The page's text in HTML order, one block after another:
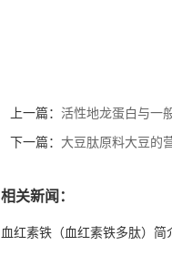
上一篇： 活性地龙蛋白与一
下一篇： 大豆肽原料大豆的
相关新闻：
血红素铁（血红素铁多肽）简